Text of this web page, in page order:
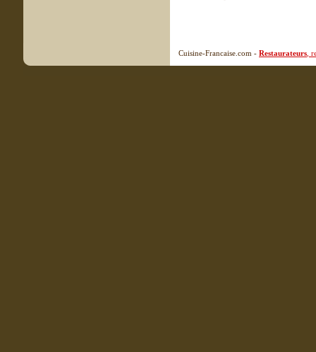
Cuisine-Francaise.com - Restaurateurs ,